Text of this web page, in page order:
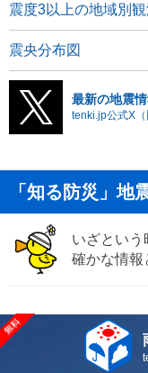
震度3以上の地域別
震央分布図
最新の地震
tenki.jp公式X（
「知る防災」地
いざという
確かな情報